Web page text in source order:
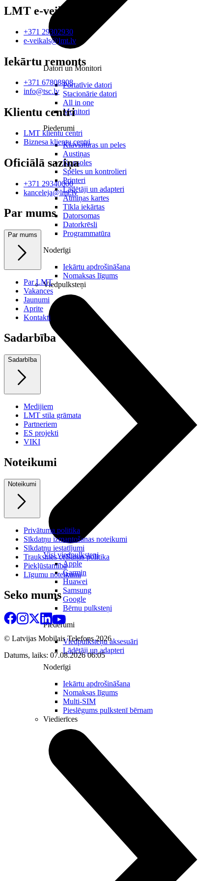
Datori un Monitori
Portatīvie datori
Stacionārie datori
All in one
Monitori
Piederumi
Klaviatūras un peles
Austiņas
Konsoles
Spēles un kontrolieri
Printeri
Lādētāji un adapteri
Atmiņas kartes
Tīkla iekārtas
Datorsomas
Datorkrēsli
Programmatūra
Noderīgi
Iekārtu apdrošināšana
Nomaksas līgums
Viedpulksteņi
Visi viedpulksteņi
Apple
Garmin
Huawei
Samsung
Google
Bērnu pulksteņi
Piederumi
Viedpulksteņu aksesuāri
Lādētāji un adapteri
Noderīgi
Iekārtu apdrošināšana
Nomaksas līgums
Multi-SIM
Pieslēgums pulkstenī bērnam
Viedierīces
LMT e-veikals
+371 29302930
e-veikals@lmt.lv
Iekārtu remonts
+371 67808808
info@tsc.lv
Klientu centri
LMT klientu centri
Biznesa klientu centri
Oficiālā saziņa
+371 29340000
kanceleja@lmt.lv
Par mums
Par mums
Par LMT
Vakances
Jaunumi
Aprite
Kontakti
Sadarbība
Sadarbība
Medijiem
LMT stila grāmata
Partneriem
ES projekti
VIKI
Noteikumi
Noteikumi
Privātuma politika
Sīkdatņu izmantošanas noteikumi
Sīkdatņu iestatījumi
Trauksmes celšanas politika
Piekļūstamība
Līgumu noteikumi
Seko mums
© Latvijas Mobilais Telefons2026
Datums, laiks: 07.08.2026 06:05